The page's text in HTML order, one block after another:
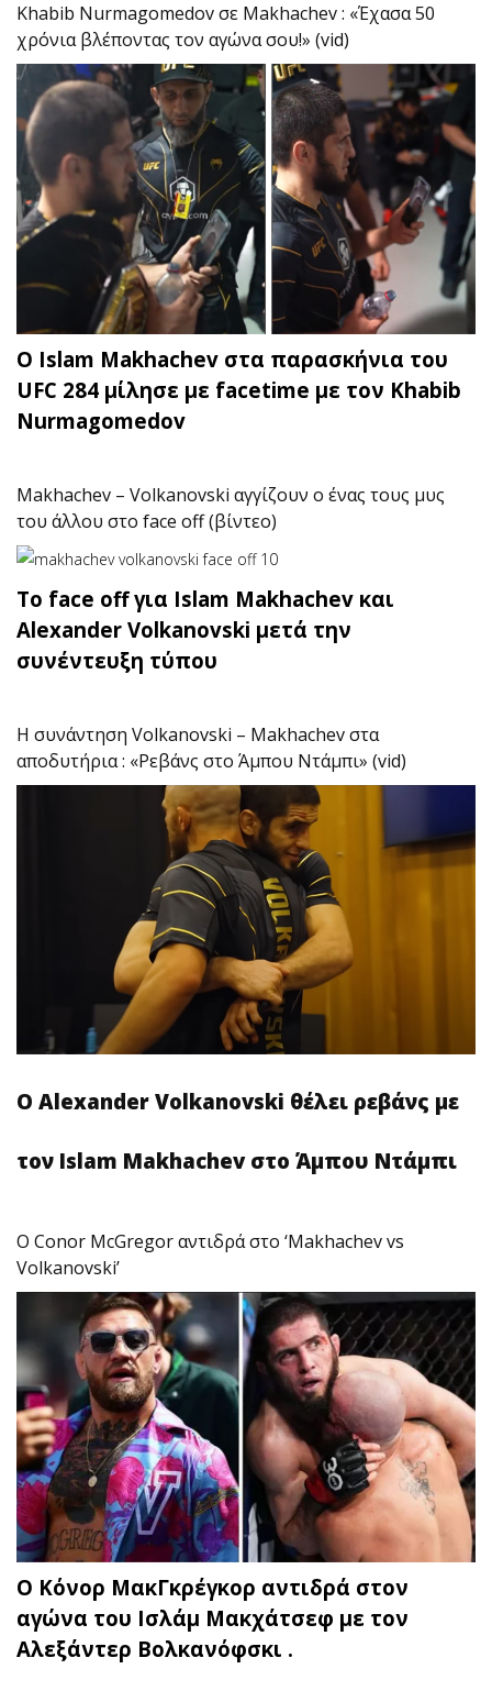
Khabib Nurmagomedov σε Makhachev : «Έχασα 50
χρόνια βλέποντας τον αγώνα σου!» (vid)
O Islam Makhachev στα παρασκήνια του
UFC 284 μίλησε με facetime με τον Khabib
Nurmagomedov
Makhachev – Volkanovski αγγίζουν ο ένας τους μυς
του άλλου στο face off (βίντεο)
Το face off για Islam Makhachev και
Alexander Volkanovski μετά την
συνέντευξη τύπου
Η συνάντηση Volkanovski – Makhachev στα
αποδυτήρια : «Ρεβάνς στο Άμπου Ντάμπι» (vid)
Ο Alexander Volkanovski θέλει ρεβάνς με
τον Islam Makhachev στο Άμπου Ντάμπι
Ο Conor McGregor αντιδρά στο ‘Makhachev vs
Volkanovski’
Ο Κόνορ ΜακΓκρέγκορ αντιδρά στον
αγώνα του Ισλάμ Μακχάτσεφ με τον
Αλεξάντερ Βολκανόφσκι .